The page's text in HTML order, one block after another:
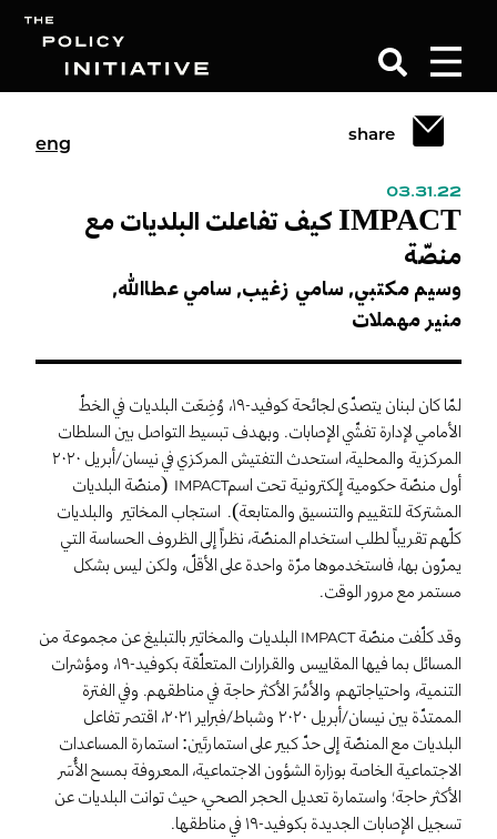
eng
share
03.31.22
IMPACT كيف تفاعلت البلديات مع
منصّة
وسيم مكتبي,سامي زغيب,سامي عطاالله,
منير مهملات
لمّا كان لبنان يتصدّى لجائحة كوفيد-١٩، وُضِعَت البلديات في الخطّ
الأمامي لإدارة تفشّي الإصابات. وبهدف تبسيط التواصل بين السلطات
المركزية والمحلية، استحدث التفتيش المركزي في نيسان/أبريل ٢٠٢٠
أول منصّة حكومية إلكترونية تحت اسمIMPACT (منصّة البلديات
المشتركة للتقييم والتنسيق والمتابعة). استجاب المخاتير والبلديات
كلّهم تقريباً لطلب استخدام المنصّة، نظراً إلى الظروف الحساسة التي
يمرّون بها، فاستخدموها مرّة واحدة على الأقلّ، ولكن ليس بشكل
مستمر مع مرور الوقت.
وقد كلّفت منصّةIMPACT البلديات والمخاتير بالتبليغ عن مجموعة من
المسائل بما فيها المقاييس والقرارات المتعلّقة بكوفيد-١٩، ومؤشرات
التنمية، واحتياجاتهم، والأسُرَ الأكثر حاجة في مناطقهم. وفي الفترة
الممتدّة بين نيسان/أبريل ٢٠٢٠ وشباط/فبراير ٢٠٢١، اقتصر تفاعل
البلديات مع المنصّة إلى حدّ كبير على استمارتَين: استمارة المساعدات
الاجتماعية الخاصة بوزارة الشؤون الاجتماعية، المعروفة بمسح الأُسَر
الأكثر حاجة؛ واستمارة تعديل الحجر الصحي، حيث توانت البلديات عن
تسجيل الإصابات الجديدة بكوفيد-١٩ في مناطقها.
Search